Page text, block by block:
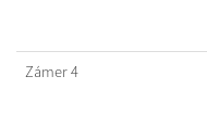
Zámer 4